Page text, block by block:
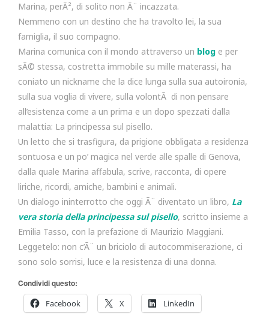
Marina, perÃ², di solito non Ã¨ incazzata.
Nemmeno con un destino che ha travolto lei, la sua
famiglia, il suo compagno.
Marina comunica con il mondo attraverso un blog e per
sÃ© stessa, costretta immobile su mille materassi, ha
coniato un nickname che la dice lunga sulla sua autoironia,
sulla sua voglia di vivere, sulla volontÃ di non pensare
all’esistenza come a un prima e un dopo spezzati dalla
malattia: La principessa sul pisello.
Un letto che si trasfigura, da prigione obbligata a residenza
sontuosa e un po’ magica nel verde alle spalle di Genova,
dalla quale Marina affabula, scrive, racconta, di opere
liriche, ricordi, amiche, bambini e animali.
Un dialogo ininterrotto che oggi Ã¨ diventato un libro, La
vera storia della principessa sul pisello, scritto insieme a
Emilia Tasso, con la prefazione di Maurizio Maggiani.
Leggetelo: non c’Ã¨ un briciolo di autocommiserazione, ci
sono solo sorrisi, luce e la resistenza di una donna.
Condividi questo:
Facebook
X LinkedIn